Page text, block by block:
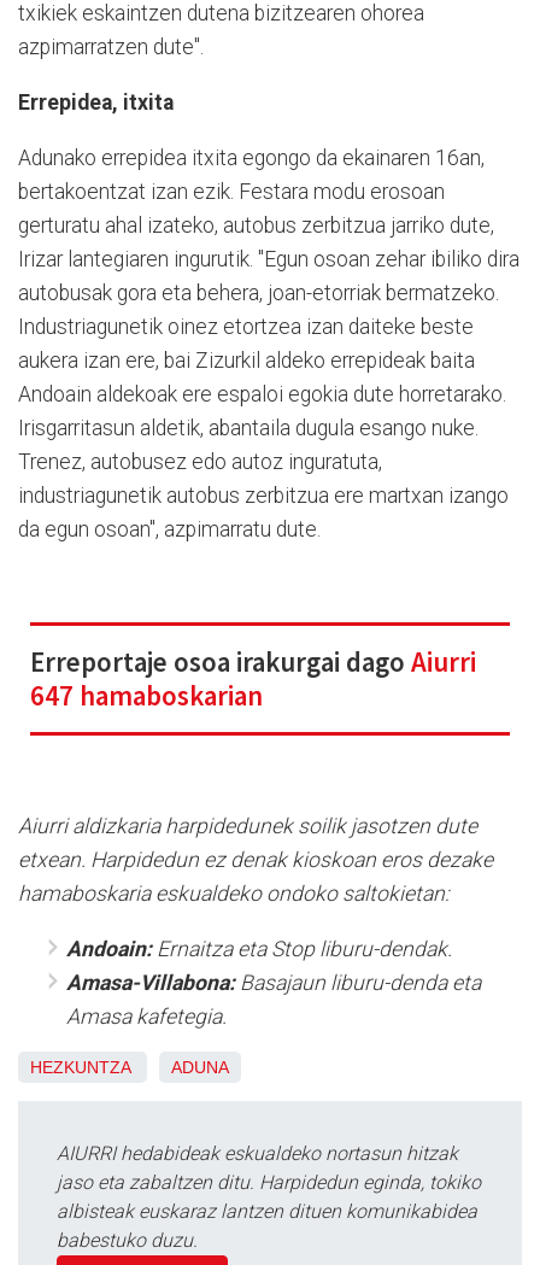
txikiek eskaintzen dutena bizitzearen ohorea
azpimarratzen dute".
Errepidea, itxita
Adunako errepidea itxita egongo da ekainaren 16an,
bertakoentzat izan ezik. Festara modu erosoan
gerturatu ahal izateko, autobus zerbitzua jarriko dute,
Irizar lantegiaren ingurutik. "Egun osoan zehar ibiliko dira
autobusak gora eta behera, joan-etorriak bermatzeko.
Industriagunetik oinez etortzea izan daiteke beste
aukera izan ere, bai Zizurkil aldeko errepideak baita
Andoain aldekoak ere espaloi egokia dute horretarako.
Irisgarritasun aldetik, abantaila dugula esango nuke.
Trenez, autobusez edo autoz inguratuta,
industriagunetik autobus zerbitzua ere martxan izango
da egun osoan", azpimarratu dute.
Erreportaje osoa irakurgai dagoAiurri
647 hamaboskarian
Aiurri aldizkaria harpidedunek soilik jasotzen dute
etxean. Harpidedun ez denak kioskoan eros dezake
hamaboskaria eskualdeko ondoko saltokietan:
Andoain: Ernaitza eta Stop liburu-dendak.
Amasa-Villabona:Basajaun liburu-denda eta
Amasa kafetegia.
HEZKUNTZA ADUNA
AIURRI hedabideak eskualdeko nortasun hitzak
jaso eta zabaltzen ditu. Harpidedun eginda, tokiko
albisteak euskaraz lantzen dituen komunikabidea
babestuko duzu.